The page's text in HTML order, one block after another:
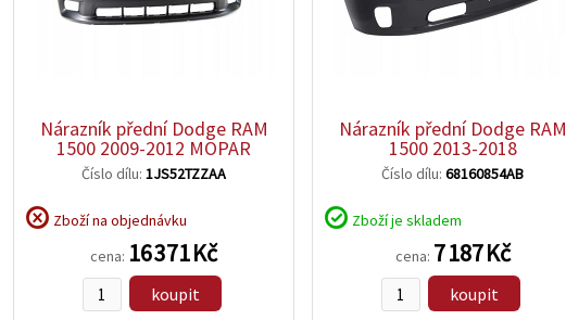
Nárazník přední Dodge RAM
1500 2009-2012 MOPAR
cena: 16 371 Kč
Číslo dílu:1JS52TZZAA
koupit
Zboží na objednávku
Nárazník přední Dodge RAM
1500 2013-2018
cena: 7 187 Kč
Číslo dílu:68160854AB
koupit
Zboží je skladem